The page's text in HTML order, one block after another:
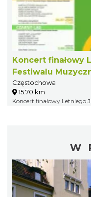
Koncert finałowy
Festiwalu
Częstochowa
15.70 km
Koncert finałowy Letniego
W